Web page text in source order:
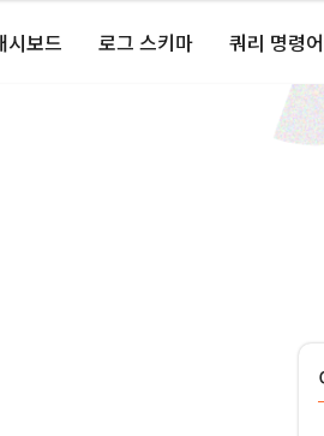
시보드 로그 스키마 쿼리 명령어